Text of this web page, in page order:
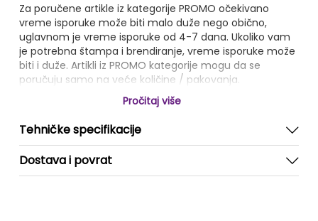
Za poručene artikle iz kategorije PROMO očekivano
vreme isporuke može biti malo duže nego obično,
uglavnom je vreme isporuke od 4-7 dana. Ukoliko vam
je potrebna štampa i brendiranje, vreme isporuke može
biti i duže. Artikli iz PROMO kategorije mogu da se
poručuju samo na veće količine / pakovanja.
Pročitaj više
Tehničke specifikacije
Dostava i povrat